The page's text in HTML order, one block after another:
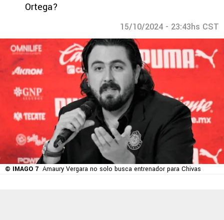
Ortega?
15/10/2024 - 23:43hs CST
© IMAGO 7 Amaury Vergara no solo busca entrenador para Chivas